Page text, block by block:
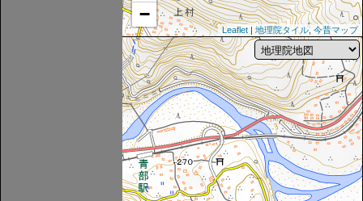
−
Leaflet|地理院タイル, 今昔マップ